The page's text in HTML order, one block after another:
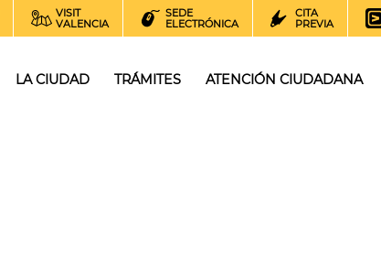
VISIT
VALENCIA
SEDE
ELECTRÓNICA
CITA
PREVIA
LA CIUDAD TRÁMITES ATENCIÓN CIUDADANA